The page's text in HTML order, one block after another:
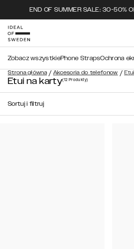
END OF SUMMER SALE: 30-50%
Strona główna / Akcesoria do telefonow /
Zobacz wszystkiePhone StrapsOchrona
Etui na karty(12Produkty)
Sortuj i filtruj